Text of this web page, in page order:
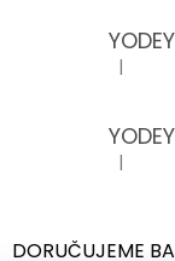
|
|
DORUČUJEME